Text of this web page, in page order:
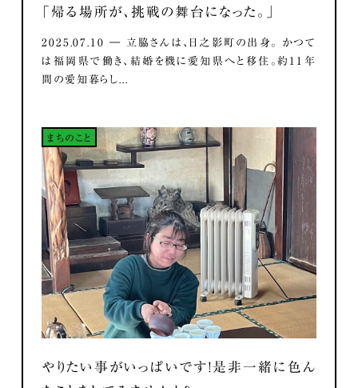
「帰る場所が、挑戦の舞台になった。」
2025.07.10 ― 立脇さんは、日之影町の出身。 かつて
は福岡県で働き、結婚を機に愛知県へと移住。約11年
間の愛知暮らし...
まちのこと
やりたい事がいっぱいです！是非一緒に色ん